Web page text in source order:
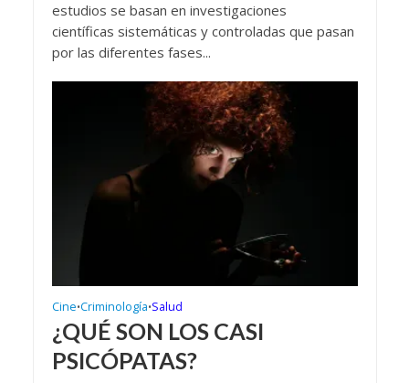
estudios se basan en investigaciones
científicas sistemáticas y controladas que pasan
por las diferentes fases...
Cine•Criminología•Salud
¿QUÉ SON LOS CASI
PSICÓPATAS?